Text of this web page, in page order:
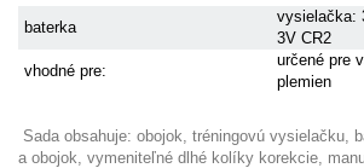
baterka
vysielačka:
3V CR2
vhodné pre:
určené pre
plemien
Sada obsahuje: obojok, tréningovú vysielačku,
a obojok, vymeniteľné dlhé kolíky korekcie,